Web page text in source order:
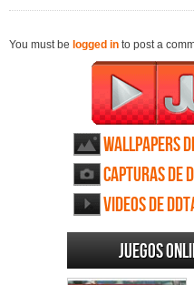
You must be logged in to post a
Wallpapers
Capturas de
Videos de
Juegos